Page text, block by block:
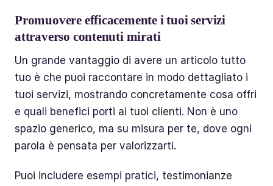
Promuovere efficacemente i tuoi servizi
attraverso contenuti mirati
Un grande vantaggio di avere un articolo tutto
tuo è che puoi raccontare in modo dettagliato i
tuoi servizi, mostrando concretamente cosa offri
e quali benefici porti ai tuoi clienti. Non è uno
spazio generico, ma su misura per te, dove ogni
parola è pensata per valorizzarti.
Puoi includere esempi pratici, testimonianze